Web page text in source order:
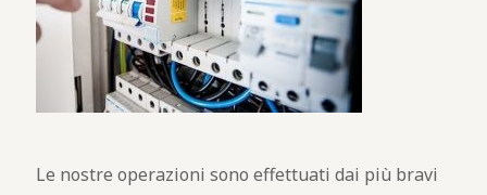
Le nostre operazioni sono effettuati dai più bravi